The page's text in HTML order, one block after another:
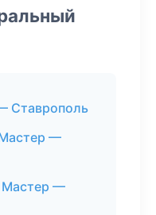
Ставрополь
—
Мастер —